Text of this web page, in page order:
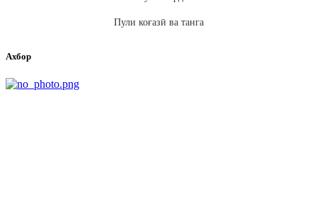
Пули коғазӣ ва танга
Ахбор